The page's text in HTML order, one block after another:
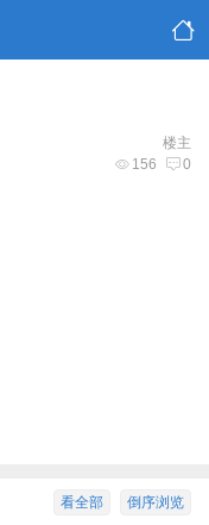
楼主
156 0
倒序浏览
看全部